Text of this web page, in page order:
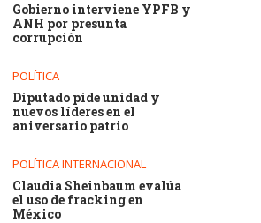
Gobierno interviene YPFB y
ANH por presunta
corrupción
POLÍTICA
Diputado pide unidad y
nuevos líderes en el
aniversario patrio
POLÍTICA INTERNACIONAL
Claudia Sheinbaum evalúa
el uso de fracking en
México